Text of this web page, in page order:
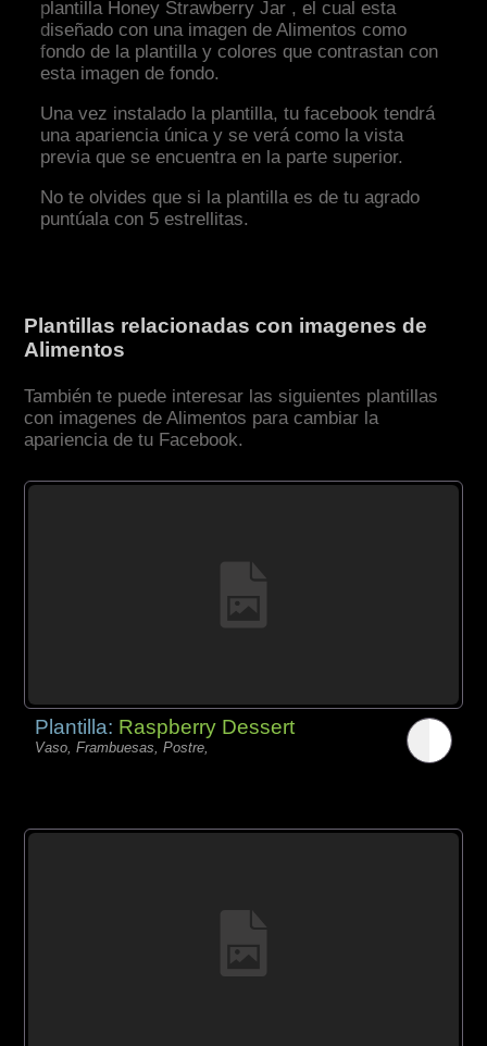
plantilla Honey Strawberry Jar , el cual esta
diseñado con una imagen de Alimentos como
fondo de la plantilla y colores que contrastan con
esta imagen de fondo.
Una vez instalado la plantilla, tu facebook tendrá
una apariencia única y se verá como la vista
previa que se encuentra en la parte superior.
No te olvides que si la plantilla es de tu agrado
puntúala con 5 estrellitas.
Plantillas relacionadas con imagenes de
Alimentos
También te puede interesar las siguientes plantillas
con imagenes de Alimentos para cambiar la
apariencia de tu Facebook.
Plantilla: Raspberry Dessert
Vaso, Frambuesas, Postre,